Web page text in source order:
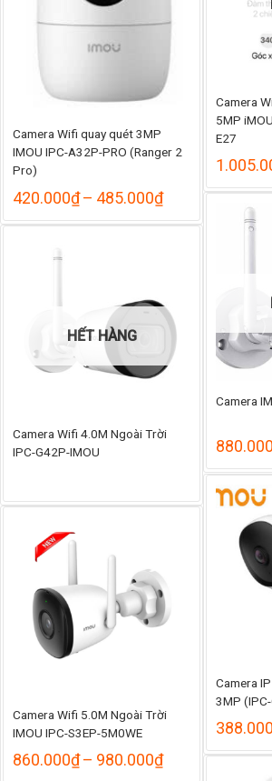
Camera Wifi quay quét 3MP
IMOU IPC-A32P-PRO (Ranger 2
Pro)
420.000₫– 485.000₫Khoảng
giá:
từ
Camera
5MP
E27
Camera
880.000
HẾT HÀNG
Camera Wifi 4.0M Ngoài Trời
IPC-G42P-IMOU
Camera
3MP
388.000
Camera Wifi 5.0M Ngoài Trời
IMOU IPC-S3EP-5M0WE
860.000₫– 980.000₫Khoảng